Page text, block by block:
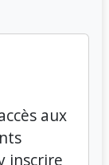
aux
inscrire